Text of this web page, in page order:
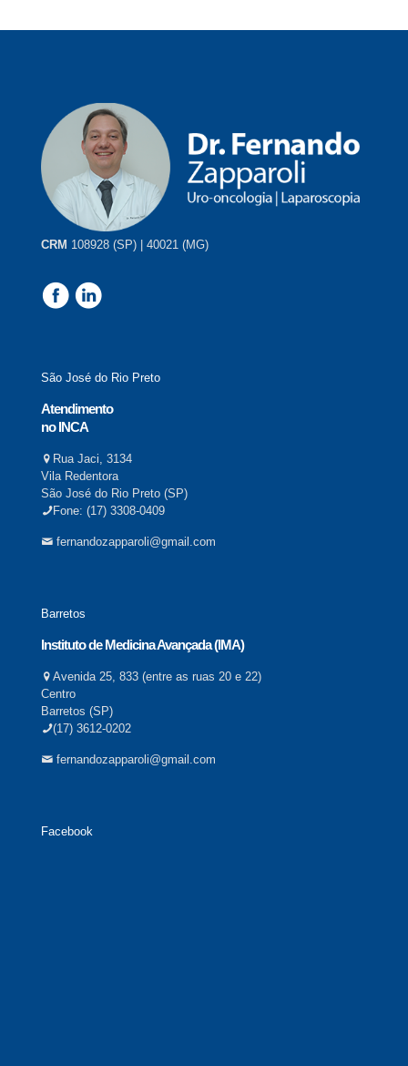
CRM 108928 (SP) | 40021 (MG)
São José do Rio Preto
Atendimento
no INCA
Rua Jaci, 3134
Vila Redentora
São José do Rio Preto (SP)
Fone: (17) 3308-0409
fernandozapparoli@gmail.com
Barretos
Instituto de Medicina Avançada (IMA)
Avenida 25, 833 (entre as ruas 20 e 22)
Centro
Barretos (SP)
(17) 3612-0202
fernandozapparoli@gmail.com
Facebook